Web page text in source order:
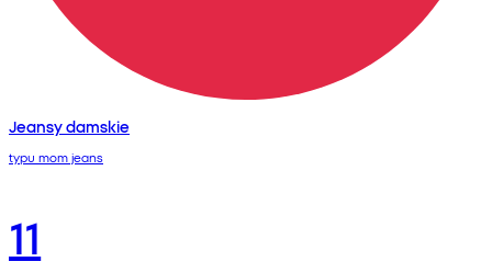
Jeansy damskie
typu mom jeans
11